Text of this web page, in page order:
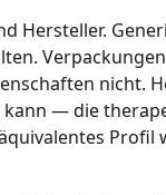
Hersteller.
nicht.
— die
Profil